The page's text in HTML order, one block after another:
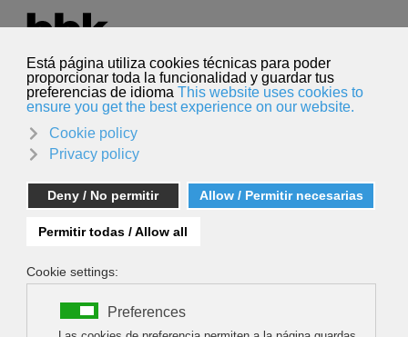
Seleccione su idioma
Español